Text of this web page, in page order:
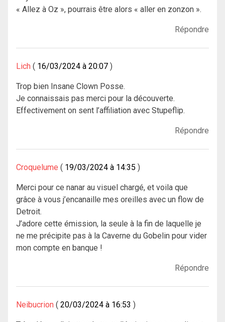
« Allez à Oz », pourrais être alors « aller en zonzon ».
Répondre
Lich 16/03/2024 à 20:07
Trop bien Insane Clown Posse.
Je connaissais pas merci pour la découverte.
Effectivement on sent l’affiliation avec Stupeflip.
Répondre
Croquelume 19/03/2024 à 14:35
Merci pour ce nanar au visuel chargé, et voila que
grâce à vous j’encanaille mes oreilles avec un flow de
Detroit.
J’adore cette émission, la seule à la fin de laquelle je
ne me précipite pas à la Caverne du Gobelin pour vider
mon compte en banque !
Répondre
Neibucrion 20/03/2024 à 16:53